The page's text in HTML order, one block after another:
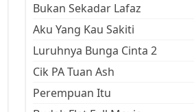
Bukan Sekadar Lafaz
Aku Yang Kau Sakiti
Luruhnya Bunga Cinta 2
Cik PA Tuan Ash
Perempuan Itu